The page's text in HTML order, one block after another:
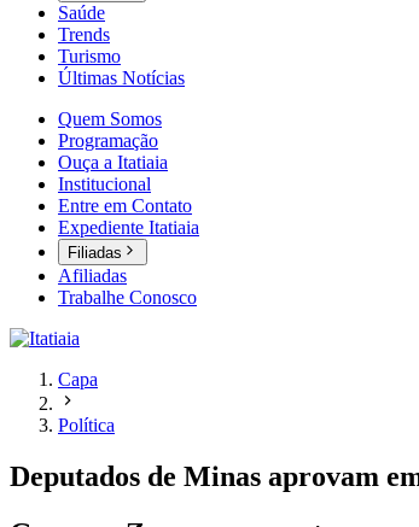
Saúde
Trends
Turismo
Últimas Notícias
Quem Somos
Programação
Ouça a Itatiaia
Institucional
Entre em Contato
Expediente Itatiaia
Filiadas
Afiliadas
Trabalhe Conosco
Capa
Política
Deputados de Minas aprovam